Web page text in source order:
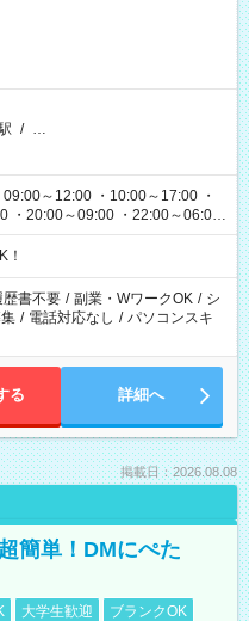
/ …
～12:00 ・10:00～17:00 ・
・20:00～09:00 ・22:00～06:00
！
歴書不要 / 副業・WワークOK / シ
/ 電話対応なし / パソコンスキ
る 詳細へ
掲載日：2026.08.08
簡単！DMにぺた
大学生歓迎
ブランクOK